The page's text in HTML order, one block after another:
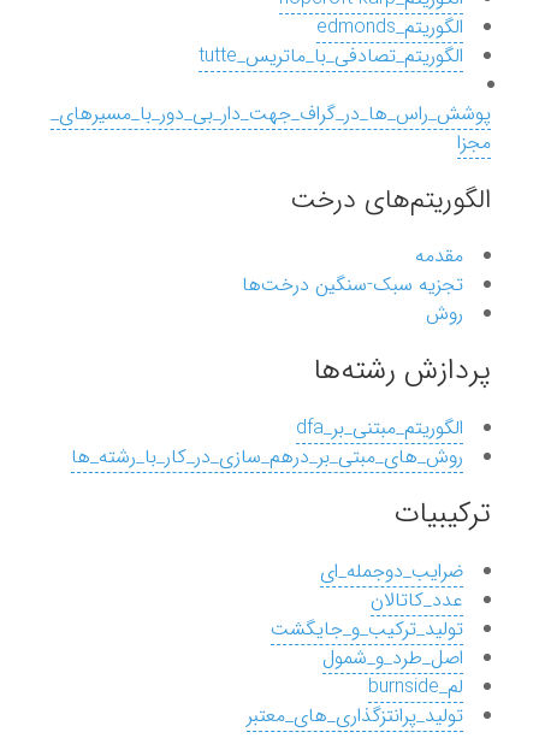
الگوریتم_edmonds
الگوریتم_تصادفی_با_ماتریس_tutte
پوشش_راس_ها_در_گراف_جهت_دار_بی_دور_با_مسیرهای_
مجزا
الگوریتم‌های درخت
مقدمه
تجزیه سبک-سنگین درخت‌ها
روش
پردازش رشته‌ها
الگوریتم_مبتنی_بر_dfa
روش_های_مبتی_بر_درهم_سازی_در_کار_با_رشته_ها
ترکیبیات
ضرایب_دوجمله_ای
عدد_کاتالان
تولید_ترکیب_و_جایگشت
اصل_طرد_و_شمول
لم_burnside
تولید_پرانتزگذاری_های_معتبر